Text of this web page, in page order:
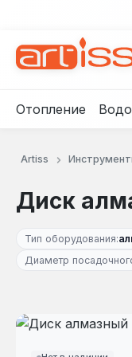
Отопление
Artiss
Диск
Тип оборудования:
Диаметр
Пропустить